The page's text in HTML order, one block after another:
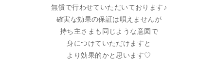
無償で行わせていただいております♪
確実な効果の保証は唄えませんが
持ち主さまも同じような意図で
身につけていただけますと
より効果的かと思います♡